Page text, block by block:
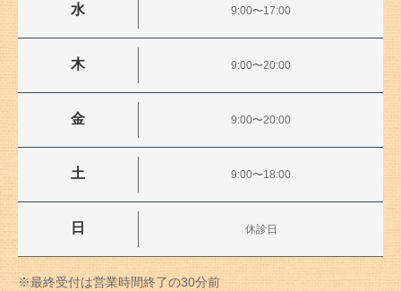
水 9:00〜17:00
木 9:00〜20:00
金 9:00〜20:00
土 9:00〜18:00
日 休診日
※最終受付は営業時間終了の30分前